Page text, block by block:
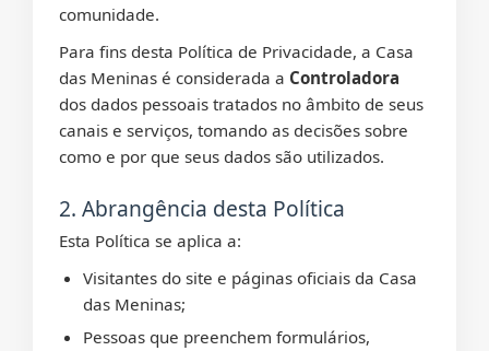
comunidade.
Para fins desta Política de Privacidade, a Casa
das Meninas é considerada a Controladora
dos dados pessoais tratados no âmbito de seus
canais e serviços, tomando as decisões sobre
como e por que seus dados são utilizados.
2. Abrangência desta Política
Esta Política se aplica a:
Visitantes do site e páginas oficiais da Casa
das Meninas;
Pessoas que preenchem formulários,